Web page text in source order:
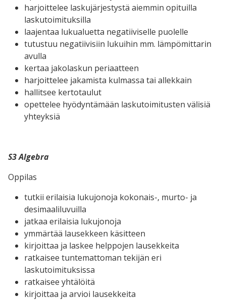
harjoittelee laskujärjestystä aiemmin opituilla
laskutoimituksilla
laajentaa lukualuetta negatiiviselle puolelle
tutustuu negatiivisiin lukuihin mm. lämpömittarin
avulla
kertaa jakolaskun periaatteen
harjoittelee jakamista kulmassa tai allekkain
hallitsee kertotaulut
opettelee hyödyntämään laskutoimitusten välisiä
yhteyksiä
S3 Algebra
Oppilas
tutkii erilaisia lukujonoja kokonais-, murto- ja
desimaaliluvuilla
jatkaa erilaisia lukujonoja
ymmärtää lausekkeen käsitteen
kirjoittaa ja laskee helppojen lausekkeita
ratkaisee tuntemattoman tekijän eri
laskutoimituksissa
ratkaisee yhtälöitä
kirjoittaa ja arvioi lausekkeita